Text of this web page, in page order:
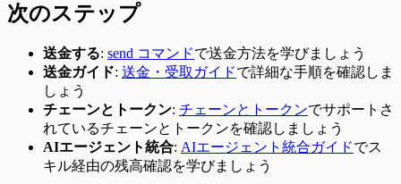
次のステップ
送金する: send コマンドで送金方法を学びましょう
送金ガイド: 送金・受取ガイドで詳細な手順を確認しま
しょう
チェーンとトークン: チェーンとトークンでサポートさ
れているチェーンとトークンを確認しましょう
AIエージェント統合: AIエージェント統合ガイドでス
キル経由の残高確認を学びましょう